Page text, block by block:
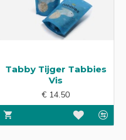
Tabby Tijger Tabbies
Vis
€ 14.50